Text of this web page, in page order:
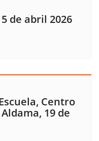
de abril 2026
Centro
19 de